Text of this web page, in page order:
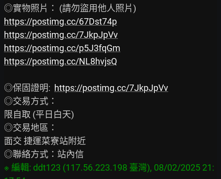
https://postimg.cc/67Dst74p
https://postimg.cc/7JkpJpVv
https://postimg.cc/p5J3fqGm
https://postimg.cc/NL8hvjsQ
◎保固證明: https://postimg.cc/7JkpJpVv
◎交易方式：
限自取 (平日白天)
◎交易地區：
面交 捷運菜寮站附近
※ 編輯: ddt123 (117.56.223.198 臺灣), 08/02/2025 21: